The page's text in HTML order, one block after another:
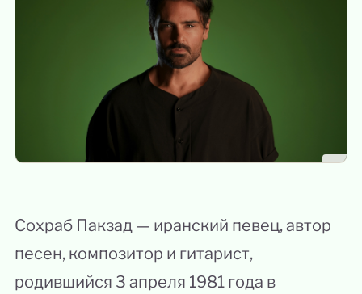
Сохраб Пакзад — иранский певец, автор
песен, композитор и гитарист,
родившийся 3 апреля 1981 года в